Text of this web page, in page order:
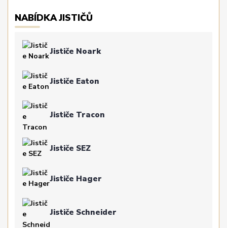
NABÍDKA JISTIČŮ
Jističe Noark
Jističe Eaton
Jističe Tracon
Jističe SEZ
Jističe Hager
Jističe Schneider